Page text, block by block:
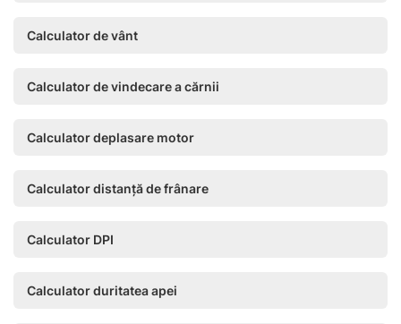
Calculator de vânt
Calculator de vindecare a cărnii
Calculator deplasare motor
Calculator distanță de frânare
Calculator DPI
Calculator duritatea apei